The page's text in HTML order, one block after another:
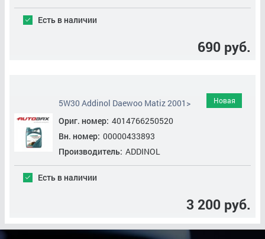
690 руб.
Есть в наличии
Новая
5W30 Addinol Daewoo Matiz 2001>
Ориг. номер: 4014766250520
Вн. номер: 00000433893
Производитель: ADDINOL
3 200 руб.
Есть в наличии